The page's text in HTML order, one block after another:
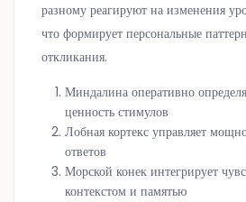
разному реагируют на изменения
что формирует персональные
откликания.
Миндалина оперативно
ценность стимулов
Лобная кортекс управляет
ответов
Морской конек интегрирует
контекстом и памятью